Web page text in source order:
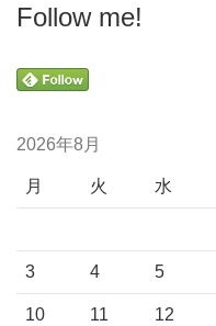
Follow me!
2026年8月
月 火 水
3 4 5
10 11 12